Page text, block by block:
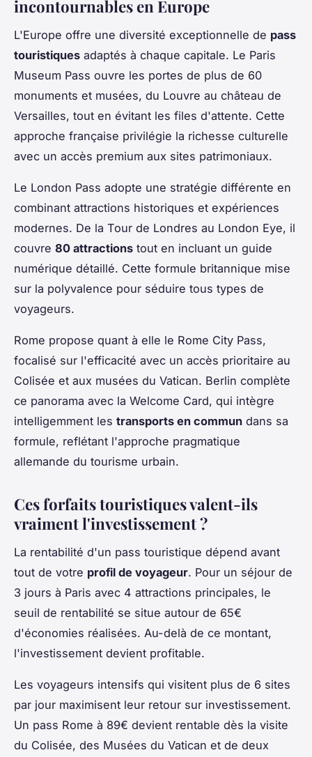
incontournables en Europe
L'Europe offre une diversité exceptionnelle de pass
touristiques adaptés à chaque capitale. Le Paris
Museum Pass ouvre les portes de plus de 60
monuments et musées, du Louvre au château de
Versailles, tout en évitant les files d'attente. Cette
approche française privilégie la richesse culturelle
avec un accès premium aux sites patrimoniaux.
Le London Pass adopte une stratégie différente en
combinant attractions historiques et expériences
modernes. De la Tour de Londres au London Eye, il
couvre 80 attractions tout en incluant un guide
numérique détaillé. Cette formule britannique mise
sur la polyvalence pour séduire tous types de
voyageurs.
Rome propose quant à elle le Rome City Pass,
focalisé sur l'efficacité avec un accès prioritaire au
Colisée et aux musées du Vatican. Berlin complète
ce panorama avec la Welcome Card, qui intègre
intelligemment les transports en commun dans sa
formule, reflétant l'approche pragmatique
allemande du tourisme urbain.
Ces forfaits touristiques valent-ils
vraiment l'investissement ?
La rentabilité d'un pass touristique dépend avant
tout de votre profil de voyageur. Pour un séjour de
3 jours à Paris avec 4 attractions principales, le
seuil de rentabilité se situe autour de 65€
d'économies réalisées. Au-delà de ce montant,
l'investissement devient profitable.
Les voyageurs intensifs qui visitent plus de 6 sites
par jour maximisent leur retour sur investissement.
Un pass Rome à 89€ devient rentable dès la visite
du Colisée, des Musées du Vatican et de deux